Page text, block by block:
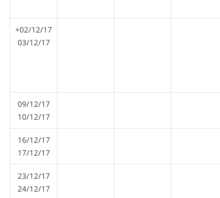
+02/12/17
03/12/17
09/12/17
10/12/17
16/12/17
17/12/17
23/12/17
24/12/17